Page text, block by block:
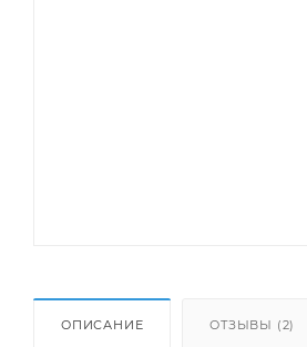
ОПИСАНИЕ ОТЗЫВЫ (2)